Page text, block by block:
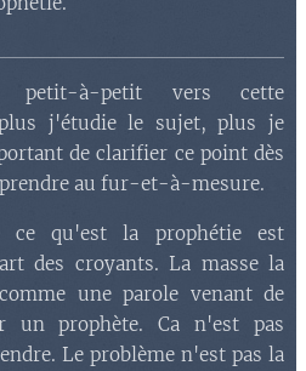
petit-à-petit vers cette
j'étudie le sujet, plus je
de clarifier ce point dès
au fur-et-à-mesure.
ce qu'est la prophétie est
des croyants. La masse la
une parole venant de
un prophète. Ca n'est pas
Le problème n'est pas la